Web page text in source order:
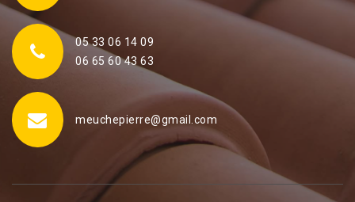
05 33 06 14 09
06 65 60 43 63
meuchepierre@gmail.com